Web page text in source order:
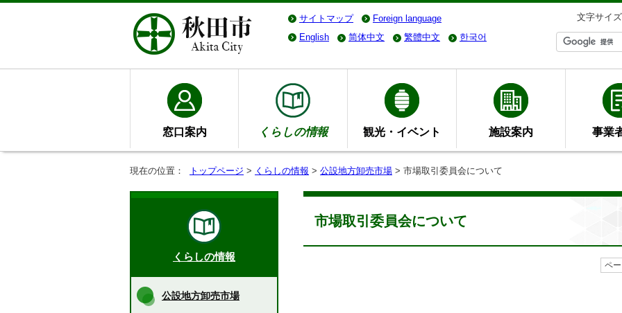
サイトマップ Foreign language 文字サイズ
English
简体中文 繁體中文 한국어
窓口案内 くらしの情報 観光・イベント 施設案内 事業
現在の位置： トップページ > くらしの情報 > 公設地方卸売市場 > 市場取引委員会について
市場取引委員会について
ペ
くらしの情報
公設地方卸売市場